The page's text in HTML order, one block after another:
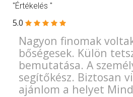
"Értékelés "
5.0
Nagyon finomak
bőségesek. Külön
bemutatása. A
segítőkész. Biztosan
ajánlom a helyet